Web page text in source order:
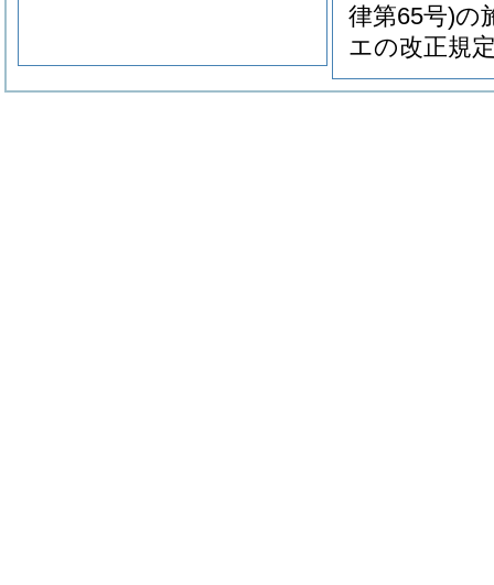
律第65号)の
エの改正規